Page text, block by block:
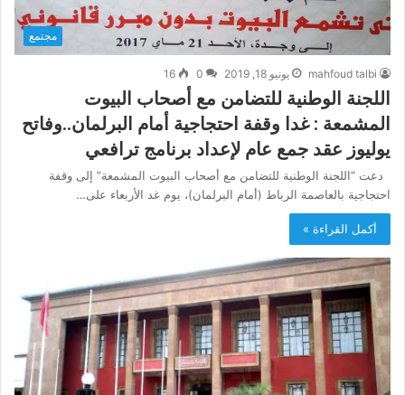
مجتمع
mahfoud talbi يونيو 18, 2019 0
16
اللجنة الوطنية للتضامن مع أصحاب البيوت
المشمعة : غدا وقفة احتجاجية أمام البرلمان..وفاتح
يوليوز عقد جمع عام لإعداد برنامج ترافعي
دعت “اللجنة الوطنية للتضامن مع أصحاب البيوت المشمعة” إلى وقفة
احتجاجية بالعاصمة الرباط (أمام البرلمان)، يوم غد الأربعاء على…
أكمل القراءة »